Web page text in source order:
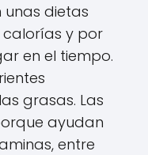
dietas
y por
en el tiempo.
grasas. Las
ayudan
entre